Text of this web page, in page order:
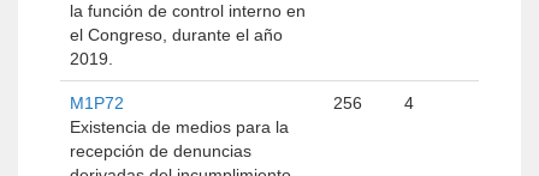
la función de control interno en
el Congreso, durante el año
2019.
M1P72
Existencia de medios para la
recepción de denuncias
256 4